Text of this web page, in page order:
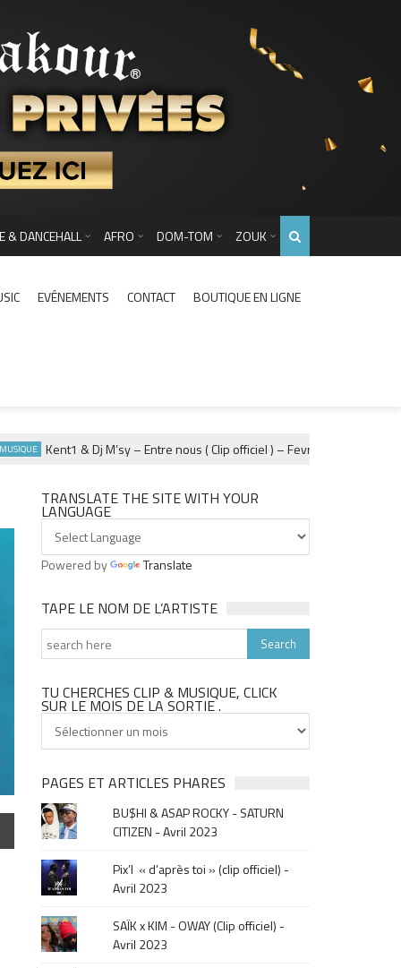
& DANCEHALL AFRO DOM-TOM ZOUK
EVÉNEMENTS CONTACT BOUTIQUE EN LIGNE
Kent1 & Dj M’sy – Entre nous ( Clip officiel ) – Fevrier 2025
TRANSLATE THE SITE WITH YOUR
LANGUAGE
Powered by Translate
TAPE LE NOM DE L’ARTISTE
TU CHERCHES CLIP & MUSIQUE, CLICK
SUR LE MOIS DE LA SORTIE .
cherches
&
musique,
click
sur
le
mois
de
la
sortie
.
PAGES ET ARTICLES PHARES
BU$HI & ASAP ROCKY - SATURN
CITIZEN - Avril 2023
Pix’l « d’après toi » (clip officiel) -
Avril 2023
SAÏK x KIM - OWAY (Clip officiel) -
Avril 2023